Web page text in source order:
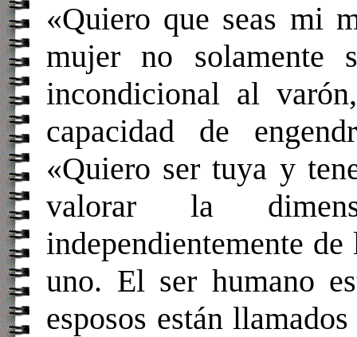
«Quiero que seas mi
mujer no solamente
incondicional al
capacidad de
«Quiero ser tuya y
valorar la
independientemente
uno. El ser humano
esposos están